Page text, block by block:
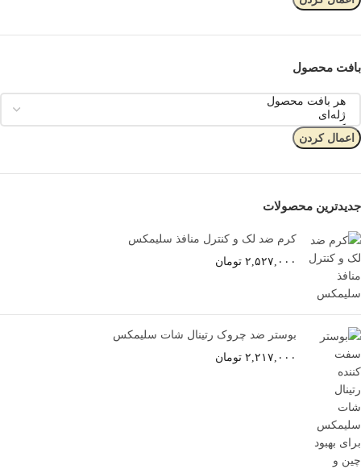
بافت محصول
اعمال کردن
جدیدترین محصولات
کرم ضد لک و کنترل منافذ سلیمکس
۲,۵۲۷,۰۰۰ تومان
بوستر ضد چروک رتینال شات سلیمکس
۲,۲۱۷,۰۰۰ تومان